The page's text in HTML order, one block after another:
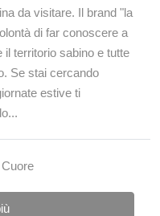
da visitare. Il brand "la
di far conoscere a
il territorio sabino e tutte
Se stai cercando
estive ti